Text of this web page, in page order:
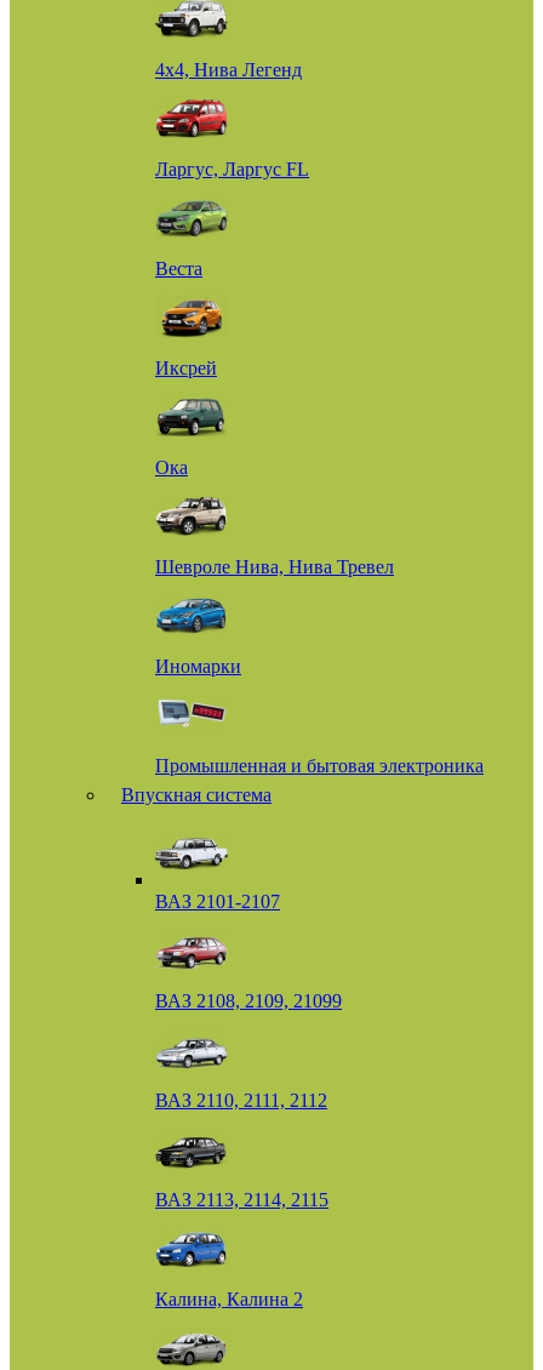
4х4, Нива Легенд
Ларгус, Ларгус FL
Веста
Иксрей
Ока
Шевроле Нива, Нива Тревел
Иномарки
Промышленная и бытовая электроника
Впускная система
ВАЗ 2101-2107
ВАЗ 2108, 2109, 21099
ВАЗ 2110, 2111, 2112
ВАЗ 2113, 2114, 2115
Калина, Калина 2